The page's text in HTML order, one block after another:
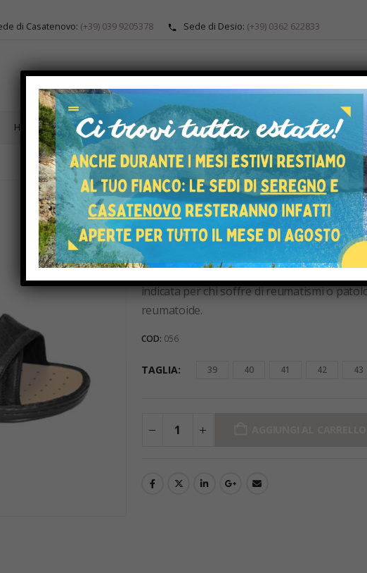
di Casatenovo: (+39) 039 9205378 Sede di Desio: (+39) 0362 622833
CATALOGO ARTICOLI ORTOPEDICI PRODOTTI SU MISURA SERVIZI SU
HOME SHOP CALZATURE CIABATTA ORTOPEDICA PODARTIS MICHELANGELO
Ciabatta ortopedica
nero
€109,00
La ciabatta Michelangelo con tomaia
indicata per chi soffre di reumatismi o
reumatoide.
COD: 056
TAGLIA 39 40 41 42 43